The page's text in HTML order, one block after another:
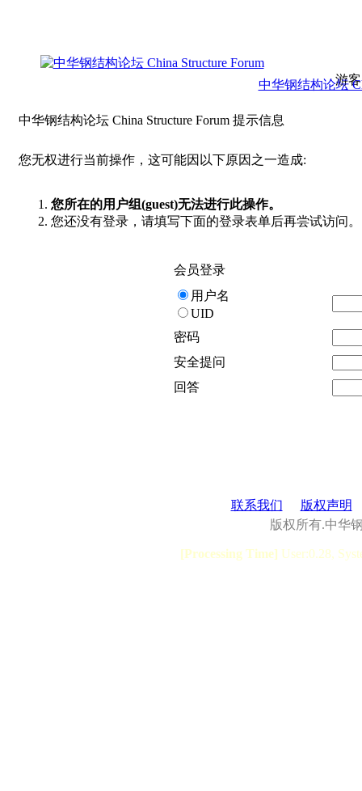
游
中华钢结构论坛
中华钢结构论坛 China Structure Forum 提示信息
您无权进行当前操作，这可能因以下原因之一造成:
您所在的用户组(guest)无法进行此操作。
您还没有登录，请填写下面的登录表单后再尝试访问。
会员登录
用户名
UID
密码
安全提问
回答
联系我们
版权声明
版权所有.中华
[Processing Time] User:0.28,